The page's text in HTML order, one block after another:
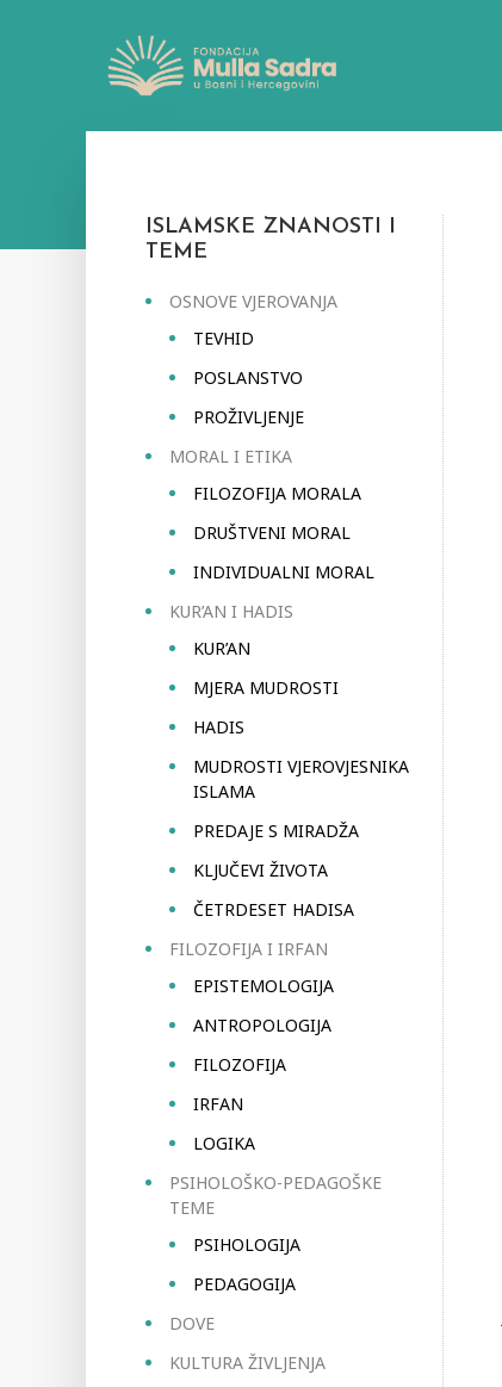
ISLAMSKE ZNANOSTI I
TEME
OSNOVE VJEROVANJA
TEVHID
POSLANSTVO
PROŽIVLJENJE
MORAL I ETIKA
FILOZOFIJA MORALA
DRUŠTVENI MORAL
INDIVIDUALNI MORAL
KUR’AN I HADIS
KUR’AN
MJERA MUDROSTI
HADIS
MUDROSTI VJEROVJESNIKA
ISLAMA
PREDAJE S MIRADŽA
KLJUČEVI ŽIVOTA
ČETRDESET HADISA
FILOZOFIJA I IRFAN
EPISTEMOLOGIJA
ANTROPOLOGIJA
FILOZOFIJA
IRFAN
LOGIKA
PSIHOLOŠKO-PEDAGOŠKE
TEME
PSIHOLOGIJA
PEDAGOGIJA
DOVE
KULTURA ŽIVLJENJA